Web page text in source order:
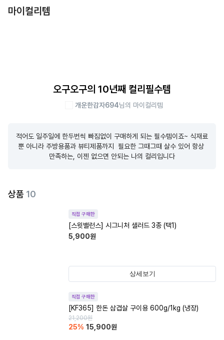
마이컬리템
오구오구의 10년째 컬리필수템
개운한감자694님의 마이컬리템
적어도 일주일에 한두번씩 빠짐없이 구매하게 되는 필수템이죠~ 식재료
뿐 아니라 주방용품과 뷰티제품까지  필요한 그때그때 살수 있어 항상
만족하는, 이젠 없으면 안되는 나의 컬리입니다
상품 10
직접 구매한
[스윗밸런스] 시그니처 샐러드 3종 (택1)
5,900원
상세보기
직접 구매한
[KF365] 한돈 삼겹살 구이용 600g/1kg (냉장)
21,200원
25% 15,900원